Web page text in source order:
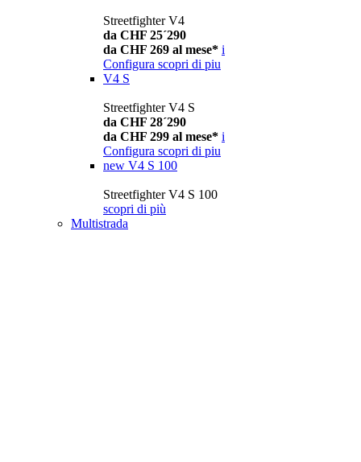
Streetfighter V4
da CHF 25´290
da CHF 269 al mese* i
Configura scopri di piu
V4 S
Streetfighter V4 S
da CHF 28´290
da CHF 299 al mese* i
Configura scopri di piu
new V4 S 100
Streetfighter V4 S 100
scopri di più
Multistrada